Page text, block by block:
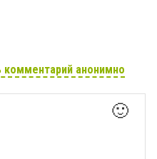
комментарий анонимно
🙂